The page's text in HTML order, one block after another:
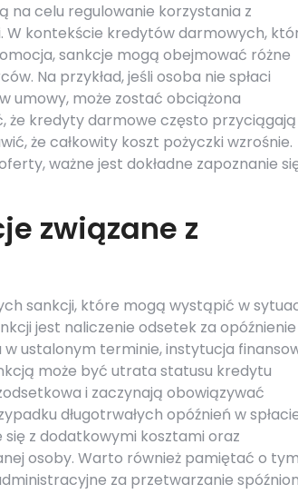
celu regulowanie korzystania z
W kontekście kredytów darmowych,
sankcje mogą obejmować różne
Na przykład, jeśli osoba nie spłaci
umowy, może zostać obciążona
że kredyty darmowe często przyciągają
że całkowity koszt pożyczki wzrośnie.
ważne jest dokładne zapoznanie
związane z
sankcji, które mogą wystąpić w
jest naliczenie odsetek za
w ustalonym terminie, instytucja
może być utrata statusu kredytu
i zaczynają obowiązywać
długotrwałych opóźnień w
z dodatkowymi kosztami oraz
osoby. Warto również pamiętać o
za przetwarzanie